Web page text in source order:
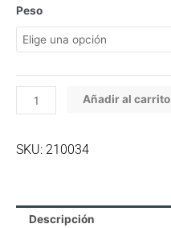
Peso
Cat
Chow
Prebioticos
cantidad
Añadir al carrito
SKU: 210034
Descripción